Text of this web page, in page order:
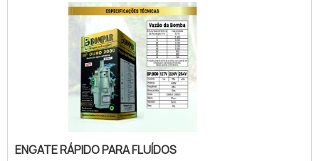
recirculação da tinta, podendo causar dano.
ENGATE RÁPIDO PARA FLUÍDOS